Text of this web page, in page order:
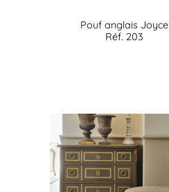
Pouf anglais Joyce
Réf. 203